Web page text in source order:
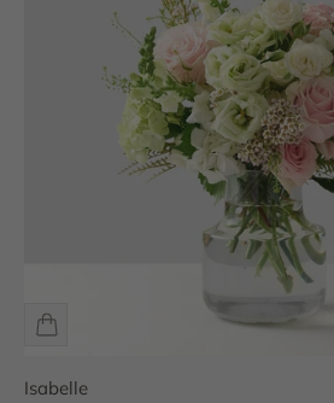
Isabelle